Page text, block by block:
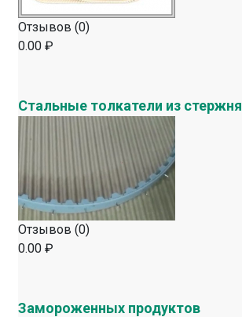
Отзывов (0)
0.00 ₽
Стальные толкатели из стержня
Отзывов (0)
0.00 ₽
Замороженных продуктов